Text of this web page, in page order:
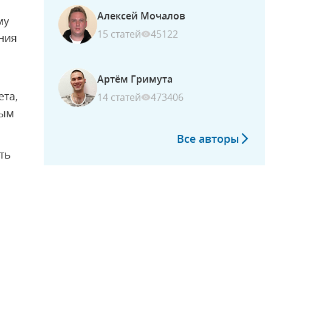
Алексей Мочалов
15 статей
45122
Артём Гримута
14 статей
473406
Все авторы